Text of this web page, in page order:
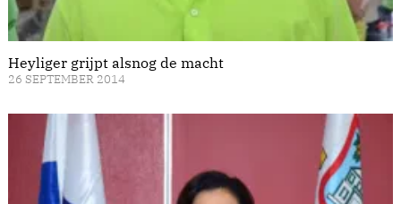
Heyliger grijpt alsnog de macht
26 SEPTEMBER 2014